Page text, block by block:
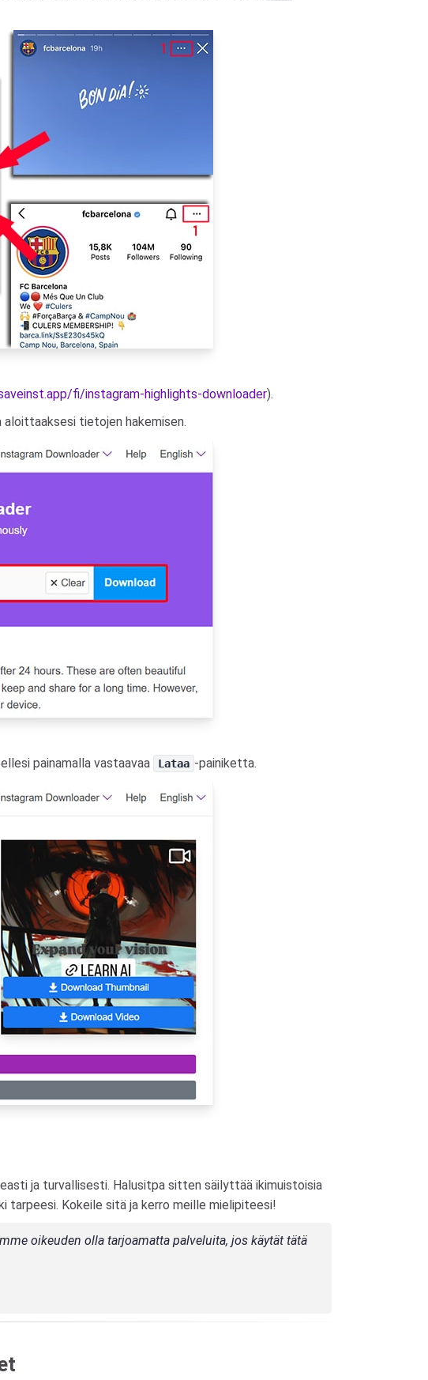
fi/instagram-highlights-downloader).
aloittaaksesi tietojen hakemisen.
painamalla vastaavaa
Lataa -painiketta.
ja turvallisesti. Halusitpa sitten säilyttää ikimuistoisia
tarpeesi. Kokeile sitä ja kerro meille mielipiteesi!
oikeuden olla tarjoamatta palveluita, jos käytät tätä